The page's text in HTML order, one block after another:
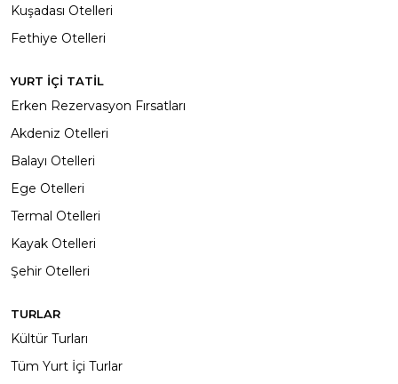
Kuşadası Otelleri
Fethiye Otelleri
YURT İÇİ TATİL
Erken Rezervasyon Fırsatları
Akdeniz Otelleri
Balayı Otelleri
Ege Otelleri
Termal Otelleri
Kayak Otelleri
Şehir Otelleri
TURLAR
Kültür Turları
Tüm Yurt İçi Turlar